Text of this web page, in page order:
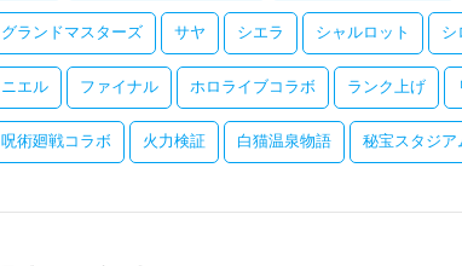
グランドマスターズ サヤ シエラ シャルロット シ
ニエル ファイナル ホロライブコラボ ランク上げ
呪術廻戦コラボ 火力検証 白猫温泉物語 秘宝スタジア